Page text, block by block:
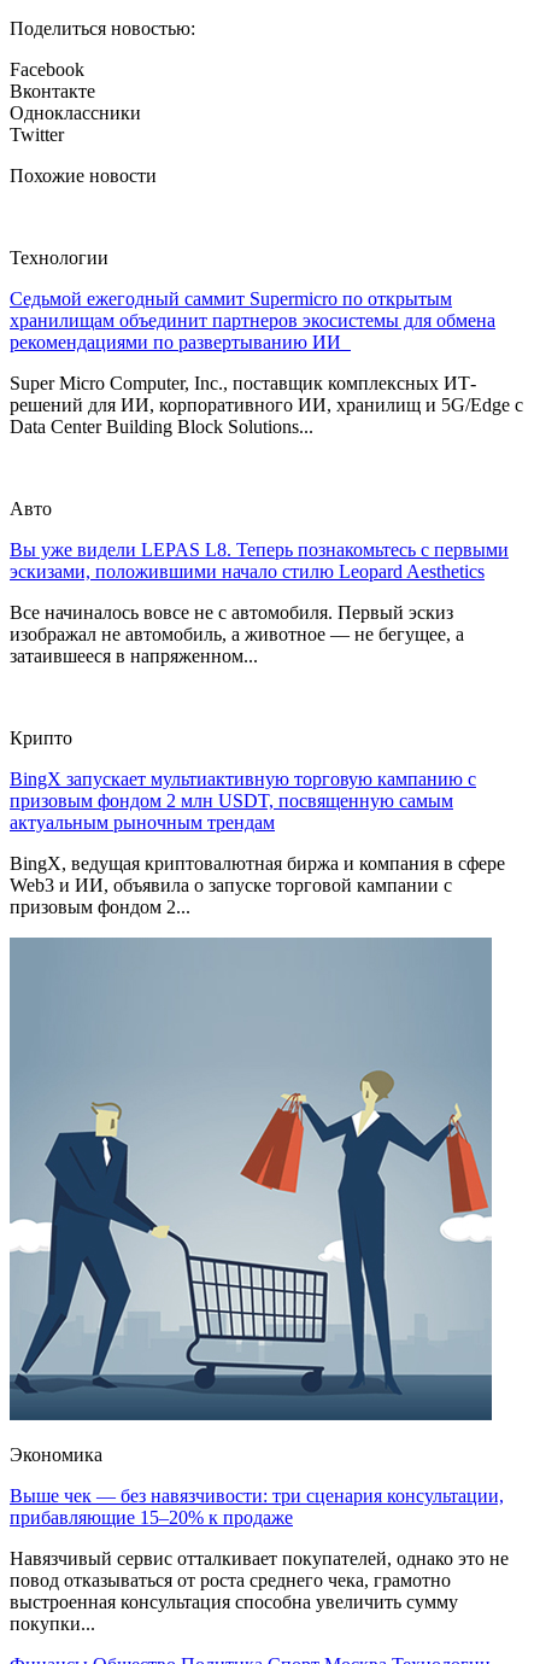
Поделиться новостью:
Facebook
Вконтакте
Одноклассники
Twitter
Похожие новости
Технологии
Седьмой ежегодный саммит Supermicro по открытым
хранилищам объединит партнеров экосистемы для обмена
рекомендациями по развертыванию ИИ
Super Micro Computer, Inc., поставщик комплексных ИТ-
решений для ИИ, корпоративного ИИ, хранилищ и 5G/Edge с
Data Center Building Block Solutions...
Авто
Вы уже видели LEPAS L8. Теперь познакомьтесь с первыми
эскизами, положившими начало стилю Leopard Aesthetics
Все начиналось вовсе не с автомобиля. Первый эскиз
изображал не автомобиль, а животное — не бегущее, а
затаившееся в напряженном...
Крипто
BingX запускает мультиактивную торговую кампанию с
призовым фондом 2 млн USDT, посвященную самым
актуальным рыночным трендам
BingX, ведущая криптовалютная биржа и компания в сфере
Web3 и ИИ, объявила о запуске торговой кампании с
призовым фондом 2...
Экономика
Выше чек — без навязчивости: три сценария консультации,
прибавляющие 15–20% к продаже
Навязчивый сервис отталкивает покупателей, однако это не
повод отказываться от роста среднего чека, грамотно
выстроенная консультация способна увеличить сумму
покупки...